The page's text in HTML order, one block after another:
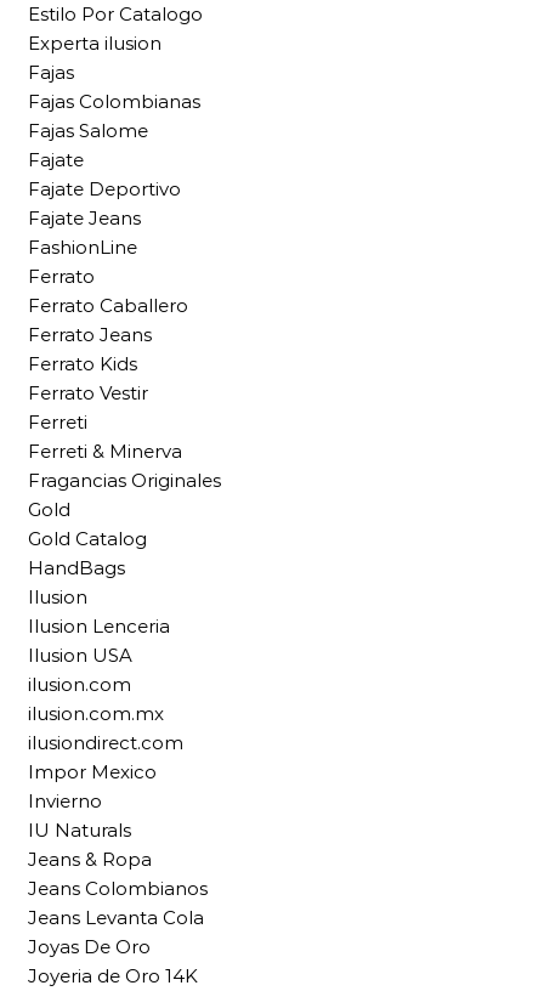
Estilo Por Catalogo
Experta ilusion
Fajas
Fajas Colombianas
Fajas Salome
Fajate
Fajate Deportivo
Fajate Jeans
FashionLine
Ferrato
Ferrato Caballero
Ferrato Jeans
Ferrato Kids
Ferrato Vestir
Ferreti
Ferreti & Minerva
Fragancias Originales
Gold
Gold Catalog
HandBags
Ilusion
Ilusion Lenceria
Ilusion USA
ilusion.com
ilusion.com.mx
ilusiondirect.com
Impor Mexico
Invierno
IU Naturals
Jeans & Ropa
Jeans Colombianos
Jeans Levanta Cola
Joyas De Oro
Joyeria de Oro 14K